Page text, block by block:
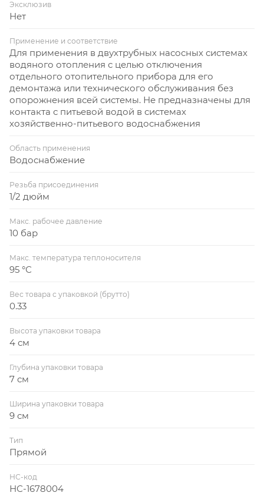
Эксклюзив
Нет
Применение и соответствие
Для применения в двухтрубных насосных системах
водяного отопления с целью отключения
отдельного отопительного прибора для его
демонтажа или технического обслуживания без
опорожнения всей системы. Не предназначены для
контакта с питьевой водой в системах
хозяйственно-питьевого водоснабжения
Область применения
Водоснабжение
Резьба присоединения
1/2 дюйм
Макс. рабочее давление
10 бар
Макс. температура теплоносителя
95 °С
Вес товара с упаковкой (брутто)
0.33
Высота упаковки товара
4 см
Глубина упаковки товара
7 см
Ширина упаковки товара
9 см
Тип
Прямой
НС-код
НС-1678004